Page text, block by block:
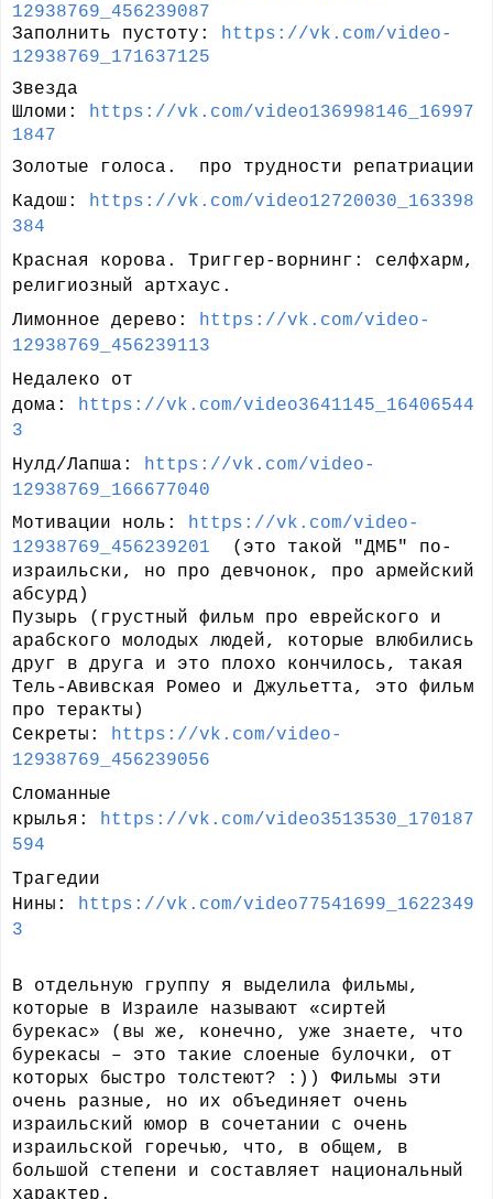
12938769_456239087
Заполнить пустоту: https://vk.com/video-
12938769_171637125
Звезда
Шломи: https://vk.com/video136998146_16997
1847
Золотые голоса. про трудности репатриации
Кадош: https://vk.com/video12720030_163398
384
Красная корова. Триггер-ворнинг: селфхарм,
религиозный артхаус.
Лимонное дерево: https://vk.com/video-
12938769_456239113
Недалеко от
дома: https://vk.com/video3641145_16406544
3
Нулд/Лапша: https://vk.com/video-
12938769_166677040
Мотивации ноль: https://vk.com/video-
12938769_456239201
(это такой "ДМБ" по-
израильски, но про девчонок, про армейский
абсурд)
Пузырь (грустный фильм про еврейского и
арабского молодых людей, которые влюбились
друг в друга и это плохо кончилось, такая
Тель-Авивская Ромео и Джульетта, это фильм
про теракты)
Секреты: https://vk.com/video-
12938769_456239056
Сломанные
крылья: https://vk.com/video3513530_170187
594
Трагедии
Нины: https://vk.com/video77541699_1622349
3
В отдельную группу я выделила фильмы,
которые в Израиле называют «сиртей
бурекас» (вы же, конечно, уже знаете, что
бурекасы – это такие слоеные булочки, от
которых быстро толстеют? :)) Фильмы эти
очень разные, но их объединяет очень
израильский юмор в сочетании с очень
израильской горечью, что, в общем, в
большой степени и составляет национальный
характер.